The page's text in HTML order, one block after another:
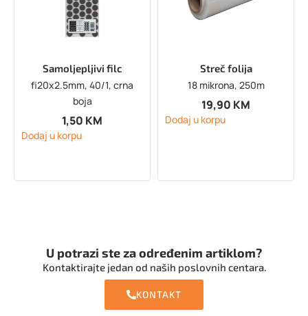
Samoljepljivi filc
fi20x2.5mm, 40/1, crna
boja
1,50 KM
Dodaj u korpu
Streč folija
18 mikrona, 250m
19,90 KM
Dodaj u korpu
U potrazi ste za određenim artiklom?
Kontaktirajte jedan od naših poslovnih centara.
KONTAKT